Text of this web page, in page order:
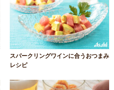
スパークリングワインに合うおつまみ
レシピ